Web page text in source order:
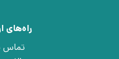
راه‌های
تماس